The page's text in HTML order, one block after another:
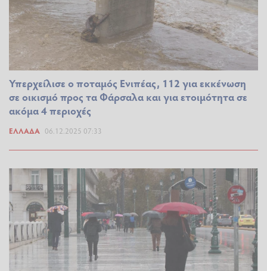
Υπερχείλισε ο ποταμός Ενιπέας, 112 για εκκένωση
σε οικισμό προς τα Φάρσαλα και για ετοιμότητα σε
ακόμα 4 περιοχές
ΕΛΛΆΔΑ 06.12.2025 07:33